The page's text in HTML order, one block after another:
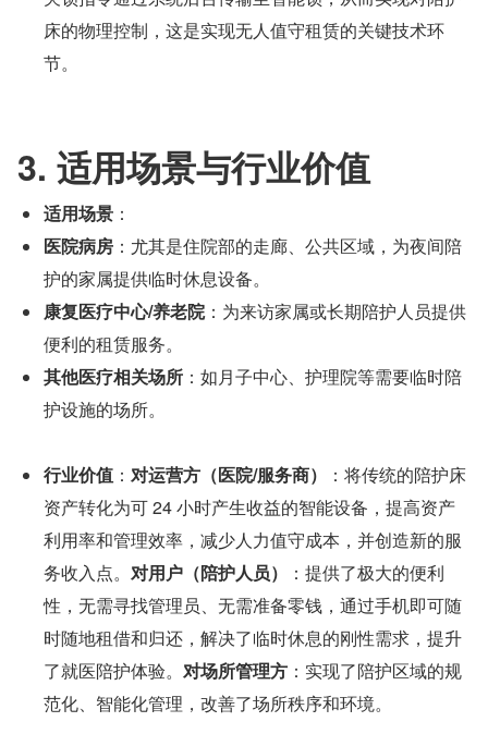
床的物理控制，这是实现无人值守租赁的关键技术环
节。
3. 适用场景与行业价值
适用场景 ：
医院病房 ：尤其是住院部的走廊、公共区域，为夜间陪
护的家属提供临时休息设备。
康复医疗中心/养老院：为来访家属或长期陪护人员提供
便利的租赁服务。
其他医疗相关场所 ：如月子中心、护理院等需要临时陪
护设施的场所。
行业价值 ： 对运营方（医院/服务商）
：将传统的陪护床
资产转化为可 24 小时产生收益的智能设备，提高资产
利用率和管理效率，减少人力值守成本，并创造新的服
务收入点。 对用户（陪护人员）
：提供了极大的便利
性，无需寻找管理员、无需准备零钱，通过手机即可随
时随地租借和归还，解决了临时休息的刚性需求，提升
了就医陪护体验。 对场所管理方 ：实现了陪护区域的规
范化、智能化管理，改善了场所秩序和环境。